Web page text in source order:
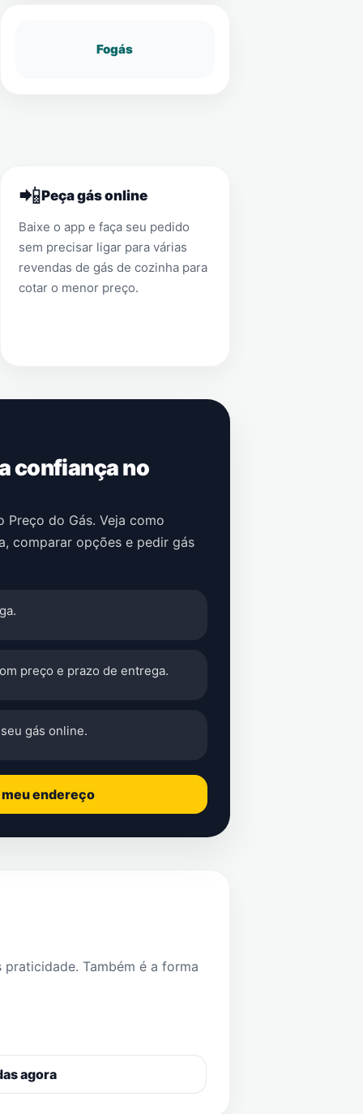
Fogás
📲Peça gás online
Baixe o app e faça seu pedido
sem precisar ligar para várias
revendas de gás de cozinha para
cotar o menor preço.
confiança no
do Gás. Veja como
, comparar opções e pedir gás
preço e prazo de entrega.
gás online.
endereço
Também é a forma
agora